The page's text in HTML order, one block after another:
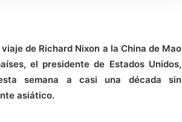
de Richard Nixon a la China de Mao
el presidente de Estados Unidos,
semana a casi una década sin
asiático.